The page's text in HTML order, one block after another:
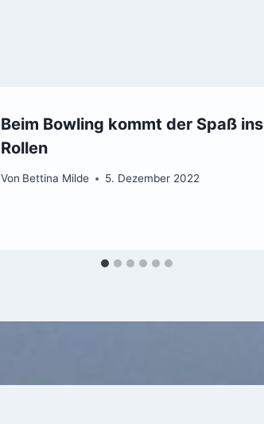
Beim Bowling kommt der Spaß ins
Rollen
Von Bettina Milde 5. Dezember 2022